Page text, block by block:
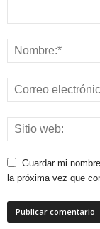
Guardar mi
la próxima vez que